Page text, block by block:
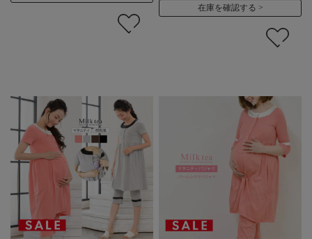
在庫を確認する